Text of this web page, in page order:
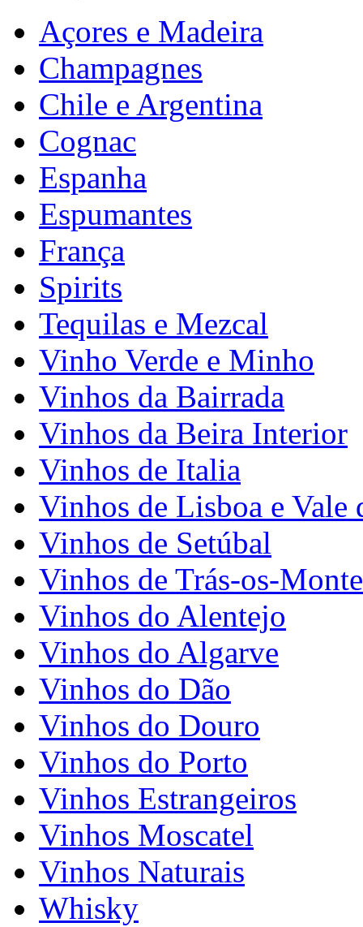
Açores e Madeira
Champagnes
Chile e Argentina
Cognac
Espanha
Espumantes
França
Spirits
Tequilas e Mezcal
Vinho Verde e Minho
Vinhos da Bairrada
Vinhos da Beira Interior
Vinhos de Italia
Vinhos de Lisboa e Vale
Vinhos de Setúbal
Vinhos de Trás-os-
Vinhos do Alentejo
Vinhos do Algarve
Vinhos do Dão
Vinhos do Douro
Vinhos do Porto
Vinhos Estrangeiros
Vinhos Moscatel
Vinhos Naturais
Whisky